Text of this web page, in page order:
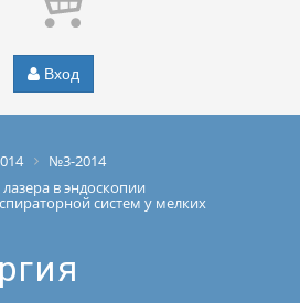
Вход
№3-2014
в эндоскопии
систем у мелких